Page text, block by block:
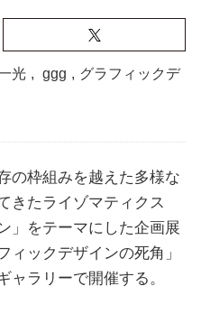
光 , ggg , グラフィックデ
の枠組みを越えた多様な
きたライゾマティクス
」をテーマにした企画展
ックデザインの死角」
ャラリーで開催する。